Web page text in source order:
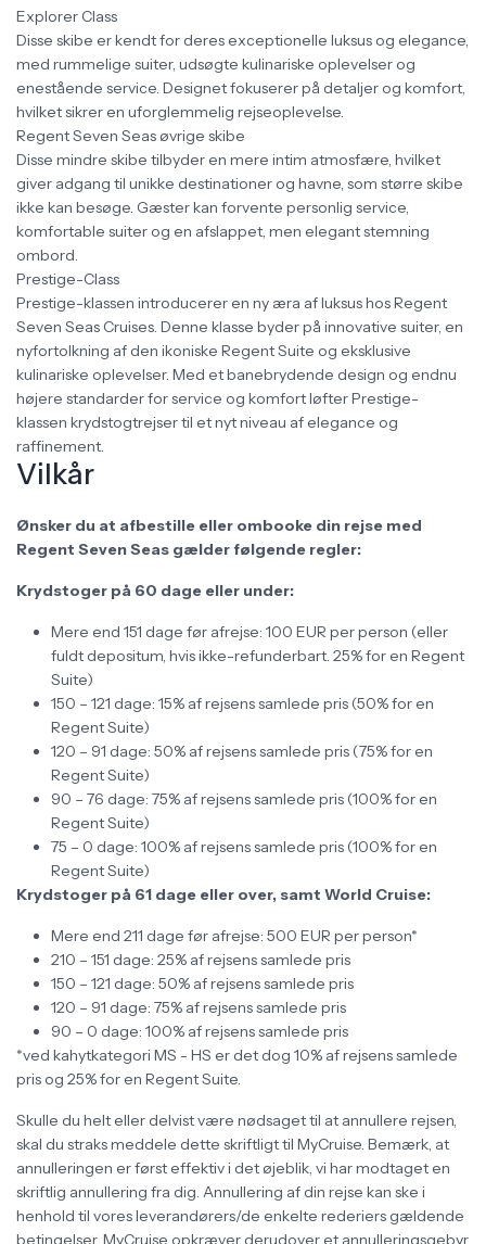
Explorer Class
Disse skibe er kendt for deres exceptionelle luksus og elegance,
med rummelige suiter, udsøgte kulinariske oplevelser og
enestående service. Designet fokuserer på detaljer og komfort,
hvilket sikrer en uforglemmelig rejseoplevelse.
Regent Seven Seas øvrige skibe
Disse mindre skibe tilbyder en mere intim atmosfære, hvilket
giver adgang til unikke destinationer og havne, som større skibe
ikke kan besøge. Gæster kan forvente personlig service,
komfortable suiter og en afslappet, men elegant stemning
ombord.
Prestige-Class
Prestige-klassen introducerer en ny æra af luksus hos Regent
Seven Seas Cruises. Denne klasse byder på innovative suiter, en
nyfortolkning af den ikoniske Regent Suite og eksklusive
kulinariske oplevelser. Med et banebrydende design og endnu
højere standarder for service og komfort løfter Prestige-
klassen krydstogtrejser til et nyt niveau af elegance og
raffinement.
Vilkår
Ønsker du at afbestille eller ombooke din rejse med
Regent Seven Seas gælder følgende regler:
Krydstoger på 60 dage eller under:
Mere end 151 dage før afrejse: 100 EUR per person (eller
fuldt depositum, hvis ikke-refunderbart. 25% for en Regent
Suite)
150 – 121 dage: 15% af rejsens samlede pris (50% for en
Regent Suite)
120 – 91 dage: 50% af rejsens samlede pris (75% for en
Regent Suite)
90 – 76 dage: 75% af rejsens samlede pris (100% for en
Regent Suite)
75 – 0 dage: 100% af rejsens samlede pris (100% for en
Regent Suite)
Krydstoger på 61 dage eller over, samt World Cruise:
Mere end 211 dage før afrejse: 500 EUR per person*
210 – 151 dage: 25% af rejsens samlede pris
150 – 121 dage: 50% af rejsens samlede pris
120 – 91 dage: 75% af rejsens samlede pris
90 – 0 dage: 100% af rejsens samlede pris
*ved kahytkategori MS - HS er det dog 10% af rejsens samlede
pris og 25% for en Regent Suite.
Skulle du helt eller delvist være nødsaget til at annullere rejsen,
skal du straks meddele dette skriftligt til MyCruise. Bemærk, at
annulleringen er først effektiv i det øjeblik, vi har modtaget en
skriftlig annullering fra dig. Annullering af din rejse kan ske i
henhold til vores leverandørers/de enkelte rederiers gældende
betingelser. MyCruise opkræver derudover et annulleringsgebyr